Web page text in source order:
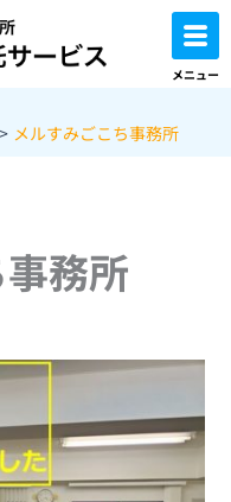
メニュー
メルすみごこち事務所
務所